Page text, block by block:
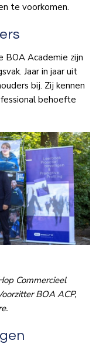
te voorkomen.
BOA Academie zijn
Jaar in jaar uit
bij. Zij kennen
behoefte
Commercieel
BOA ACP,